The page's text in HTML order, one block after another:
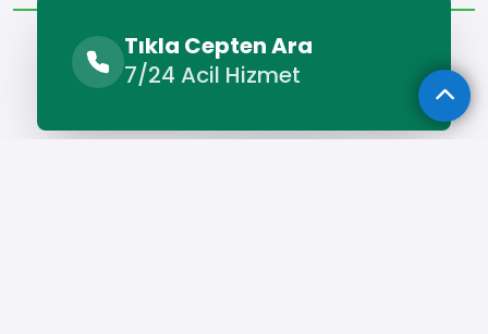
Tıkla Cepten Ara
7/24 Acil Hizmet
Benzer Hizmetler